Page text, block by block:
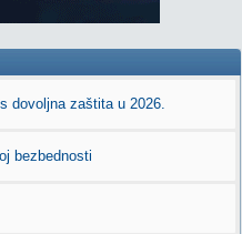
dovoljna zaštita u 2026.
bezbednosti